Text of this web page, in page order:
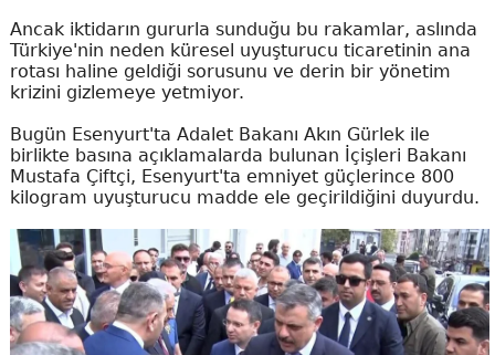
Ancak iktidarın gururla sunduğu bu rakamlar, aslında
Türkiye'nin neden küresel uyuşturucu ticaretinin ana
rotası haline geldiği sorusunu ve derin bir yönetim
krizini gizlemeye yetmiyor.
Bugün Esenyurt'ta Adalet Bakanı Akın Gürlek ile
birlikte basına açıklamalarda bulunan İçişleri Bakanı
Mustafa Çiftçi, Esenyurt'ta emniyet güçlerince 800
kilogram uyuşturucu madde ele geçirildiğini duyurdu.